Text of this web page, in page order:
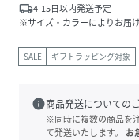
local_shipping4-15日以内発送予定
※サイズ・カラーによりお届
SALE ギフトラッピング対象
info商品発送についての
※同時に複数の商品を
て発送いたします。
お